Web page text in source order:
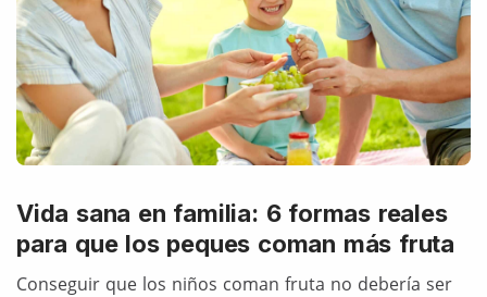
Vida sana en familia: 6 formas reales
para que los peques coman más fruta
Conseguir que los niños coman fruta no debería ser